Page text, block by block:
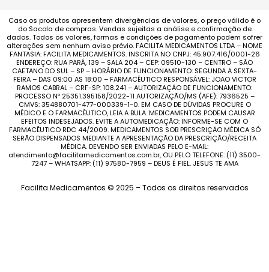
Caso os produtos apresentem divergências de valores, o preço válido é o
do Sacola de compras. Vendas sujeitas a análise e confirmação de
dados. Todos os valores, formas e condições de pagamento podem sofrer
alterações sem nenhum aviso prévio. FACILITA MEDICAMENTOS LTDA – NOME
FANTASIA: FACILITA MEDICAMENTOS. INSCRITA NO CNPJ: 45.907.416/0001-26
ENDEREÇO: RUA PARÁ, 139 – SALA 204 – CEP: 09510-130 – CENTRO – SÃO
CAETANO DO SUL – SP – HORÁRIO DE FUNCIONAMENTO: SEGUNDA A SEXTA-
FEIRA – DAS 09:00 AS 18:00 – FARMACÊUTICO RESPONSÁVEL: JOAO VICTOR
RAMOS CABRAL – CRF-SP: 108.241 – AUTORIZAÇÃO DE FUNCIONAMENTO:
PROCESSO Nº 25351.395158/2022-11 AUTORIZAÇÃO/MS (AFE): 7936525 –
CMVS: 354880701-477-000339-1-0. EM CASO DE DÚVIDAS PROCURE O
MÉDICO E O FARMACÊUTICO, LEIA A BULA. MEDICAMENTOS PODEM CAUSAR
EFEITOS INDESEJADOS. EVITE A AUTOMEDICAÇÃO: INFORME-SE COM O
FARMACÊUTICO RDC 44/2009. MEDICAMENTOS SOB PRESCRIÇÃO MÉDICA SÓ
SERÃO DISPENSADOS MEDIANTE A APRESENTAÇÃO DA PRESCRIÇÃO/RECEITA
MÉDICA. DEVENDO SER ENVIADAS PELO E-MAIL:
atendimento@facilitamedicamentos.com.br, OU PELO TELEFONE: (11) 3500-
7247 – WHATSAPP: (11) 97580-7959 – DEUS É FIEL. JESUS TE AMA
Facilita Medicamentos © 2025 – Todos os direitos reservados